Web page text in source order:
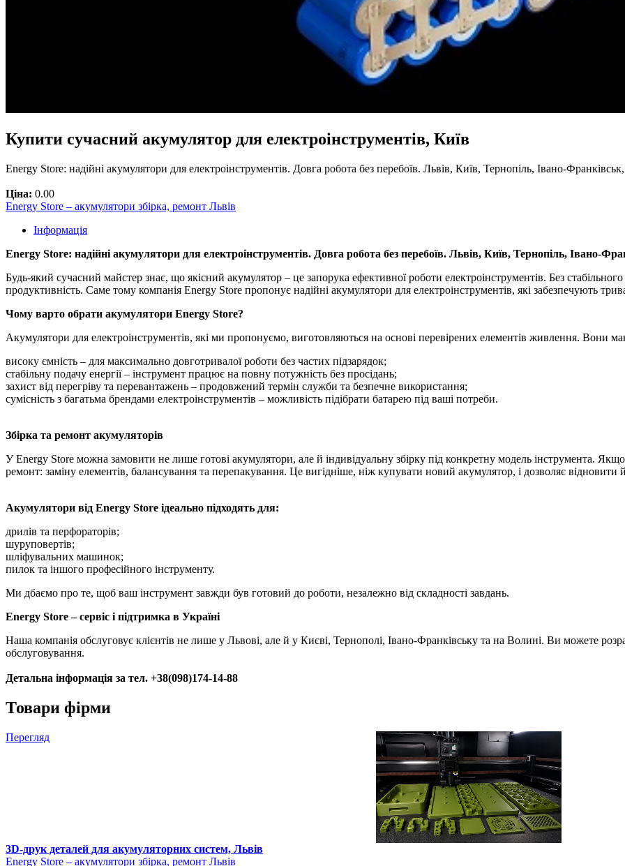
Купити сучасний акумулятор для електроінструментів, Київ
Energy Store: надійні акумулятори для електроінструментів. Довга робота без перебоїв. Львів, Київ, Тернопіль, Івано-
Ціна: 0.00
Еnergy Store – акумулятори збірка, ремонт Львів
Інформація
Energy Store: надійні акумулятори для електроінструментів. Довга робота без перебоїв. Львів, Київ, Тернопіль, Івано-
Будь-який сучасний майстер знає, що якісний акумулятор – це запорука ефективної роботи електроінструментів. Без
продуктивність. Саме тому компанія Energy Store пропонує надійні акумулятори для електроінструментів, які забезпечують
Чому варто обрати акумулятори Energy Store?
Акумулятори для електроінструментів, які ми пропонуємо, виготовляються на основі перевірених елементів живлення. Вони
високу ємність – для максимально довготривалої роботи без частих підзарядок;
стабільну подачу енергії – інструмент працює на повну потужність без просідань;
захист від перегріву та перевантажень – продовжений термін служби та безпечне використання;
сумісність з багатьма брендами електроінструментів – можливість підібрати батарею під ваші потреби.
Збірка та ремонт акумуляторів
У Energy Store можна замовити не лише готові акумулятори, але й індивідуальну збірку під конкретну модель інструмента.
ремонт: заміну елементів, балансування та перепакування. Це вигідніше, ніж купувати новий акумулятор, і дозволяє відновити
Акумулятори від Energy Store ідеально підходять для:
дрилів та перфораторів;
шуруповертів;
шліфувальних машинок;
пилок та іншого професійного інструменту.
Ми дбаємо про те, щоб ваш інструмент завжди був готовий до роботи, незалежно від складності завдань.
Energy Store – сервіс і підтримка в Україні
Наша компанія обслуговує клієнтів не лише у Львові, але й у Києві, Тернополі, Івано-Франківську та на Волині. Ви можете
обслуговування.
Детальна інформація за тел. +38(098)174-14-88
Товари фірми
Перегляд
3D-друк деталей для акумуляторних систем, Львів
Еnergy Store – акумулятори збірка, ремонт Львів